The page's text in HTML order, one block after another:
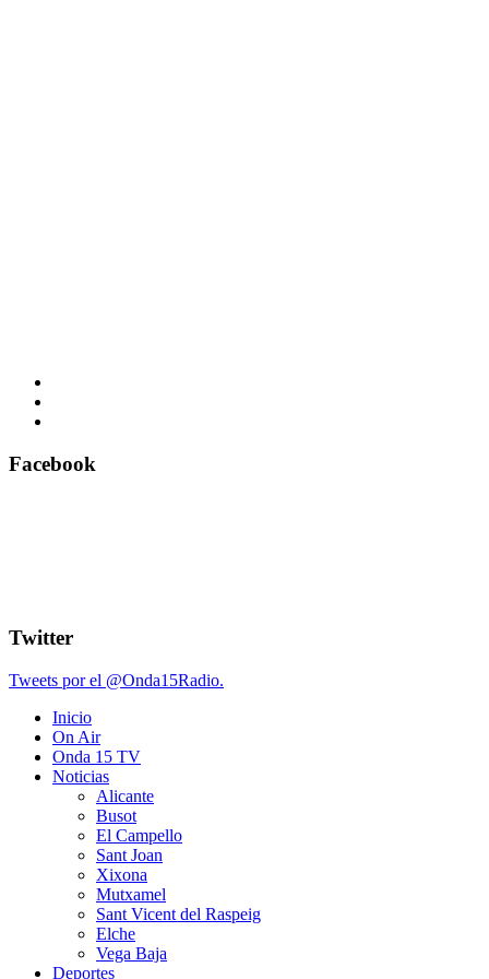
Facebook
Twitter
Tweets por el @Onda15Radio.
Inicio
On Air
Onda 15 TV
Noticias
Alicante
Busot
El Campello
Sant Joan
Xixona
Mutxamel
Sant Vicent del Raspeig
Elche
Vega Baja
Deportes